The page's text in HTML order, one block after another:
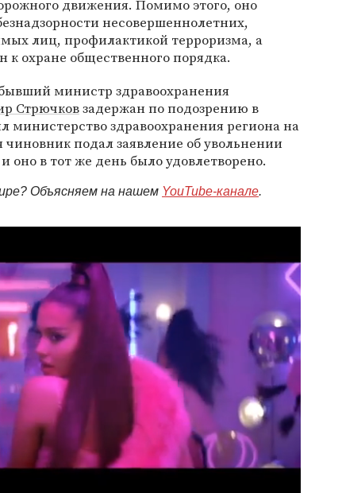
движения. Помимо этого, оно
несовершеннолетних,
лиц, профилактикой терроризма, а
охране общественного порядка.
министр здравоохранения
Стрючковзадержан по подозрению в
министерство здравоохранения региона на
подал заявление об увольнении
в тот же день было удовлетворено.
Объясняем на нашем YouTube-канале.